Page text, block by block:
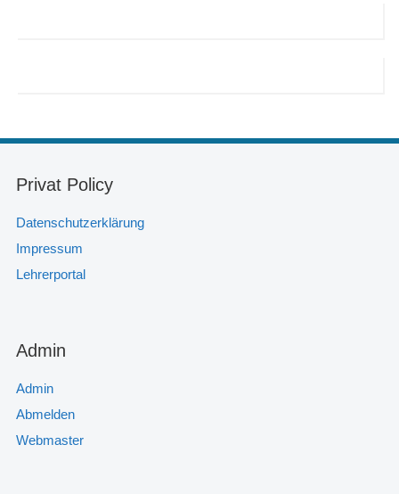
Privat Policy
Datenschutzerklärung
Impressum
Lehrerportal
Admin
Admin
Abmelden
Webmaster